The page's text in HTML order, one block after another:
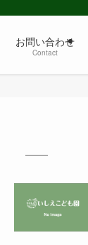
お問い合わせ
Contact